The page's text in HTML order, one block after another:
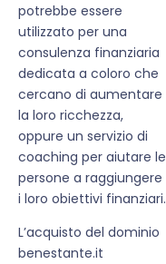
potrebbe essere
utilizzato per una
consulenza finanziaria
dedicata a coloro che
cercano di aumentare
la loro ricchezza,
oppure un servizio di
coaching per aiutare le
persone a raggiungere
i loro obiettivi finanziari.
L’acquisto del dominio
benestante.it